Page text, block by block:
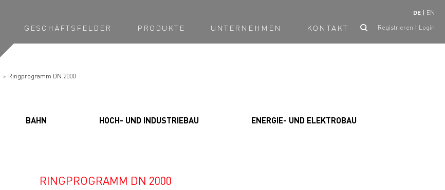
DE EN
GESCHÄFTSFELDER PRODUKTE UNTERNEHMEN KONTAKT Registrieren Login
Ringprogramm DN 2000
BAHN HOCH- UND INDUSTRIEBAU ENERGIE- UND ELEKTROBAU
RINGPROGRAMM DN 2000